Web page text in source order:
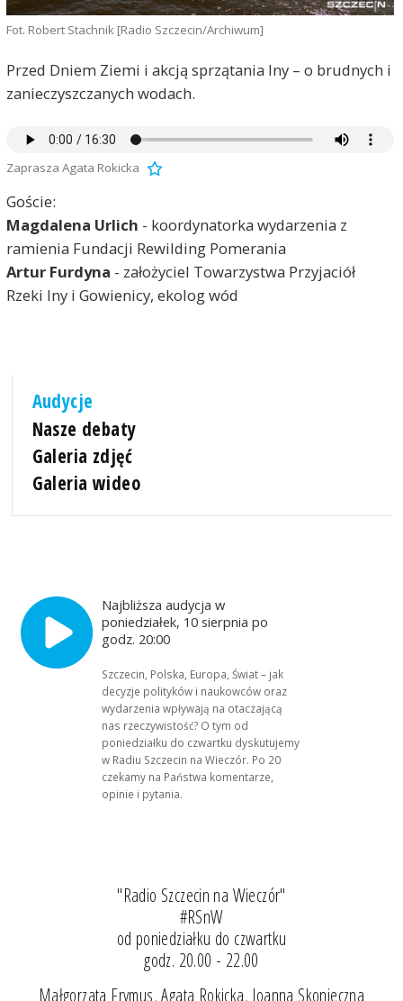
Fot. Robert Stachnik [Radio Szczecin/Archiwum]
Przed Dniem Ziemi i akcją sprzątania Iny – o brudnych i
zanieczyszczanych wodach.
Zaprasza Agata Rokicka
Goście:
Magdalena Urlich - koordynatorka wydarzenia z
ramienia Fundacji Rewilding Pomerania
Artur Furdyna - założyciel Towarzystwa Przyjaciół
Rzeki Iny i Gowienicy, ekolog wód
Audycje
Nasze debaty
Galeria zdjęć
Galeria wideo
Najbliższa audycja w
poniedziałek, 10 sierpnia po
godz. 20:00
Szczecin, Polska, Europa, Świat – jak
decyzje polityków i naukowców oraz
wydarzenia wpływają na otaczającą
nas rzeczywistość? O tym od
poniedziałku do czwartku dyskutujemy
w Radiu Szczecin na Wieczór. Po 20
czekamy na Państwa komentarze,
opinie i pytania.
"Radio Szczecin na Wieczór"
#RSnW
od poniedziałku do czwartku
godz. 20.00 - 22.00
Małgorzata Frymus, Agata Rokicka, Joanna Skonieczna